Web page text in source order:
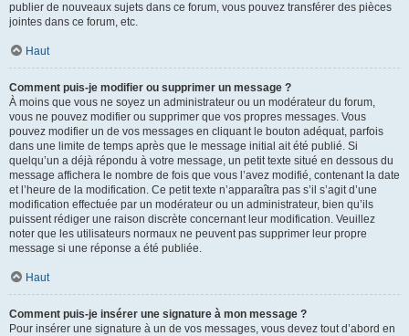
publier de nouveaux sujets dans ce forum, vous pouvez transférer des pièces
jointes dans ce forum, etc.
Haut
Comment puis-je modifier ou supprimer un message ?
À moins que vous ne soyez un administrateur ou un modérateur du forum,
vous ne pouvez modifier ou supprimer que vos propres messages. Vous
pouvez modifier un de vos messages en cliquant le bouton adéquat, parfois
dans une limite de temps après que le message initial ait été publié. Si
quelqu’un a déjà répondu à votre message, un petit texte situé en dessous du
message affichera le nombre de fois que vous l’avez modifié, contenant la date
et l’heure de la modification. Ce petit texte n’apparaîtra pas s’il s’agit d’une
modification effectuée par un modérateur ou un administrateur, bien qu’ils
puissent rédiger une raison discrète concernant leur modification. Veuillez
noter que les utilisateurs normaux ne peuvent pas supprimer leur propre
message si une réponse a été publiée.
Haut
Comment puis-je insérer une signature à mon message ?
Pour insérer une signature à un de vos messages, vous devez tout d’abord en